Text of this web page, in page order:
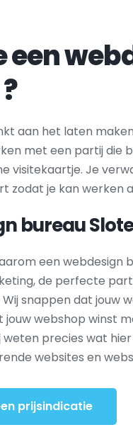
?
aan het laten
met een partij die
visitekaartje. Je
zodat je kan werken
bureau
een webdesign
de perfecte
Wij snappen dat jouw
jouw webshop winst
weten precies wat
websites en
prijsindicatie